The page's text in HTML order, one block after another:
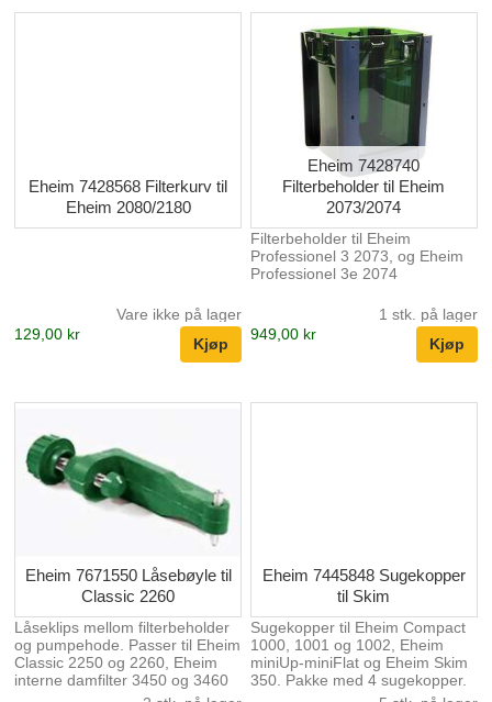
Eheim 7428568 Filterkurv til
Eheim 2080/2180
Vare ikke på lager
129,00 kr
Eheim 7428740
Filterbeholder til Eheim
2073/2074
Filterbeholder til Eheim
Professionel 3 2073, og Eheim
Professionel 3e 2074
1 stk. på lager
949,00 kr
Eheim 7671550 Låsebøyle til
Classic 2260
Låseklips mellom filterbeholder
og pumpehode. Passer til Eheim
Classic 2250 og 2260, Eheim
interne damfilter 3450 og 3460
samt Eheim eksterne damfilter
Eheim 7445848 Sugekopper
til Skim
Sugekopper til Eheim Compact
1000, 1001 og 1002, Eheim
miniUp-miniFlat og Eheim Skim
350. Pakke med 4 sugekopper.